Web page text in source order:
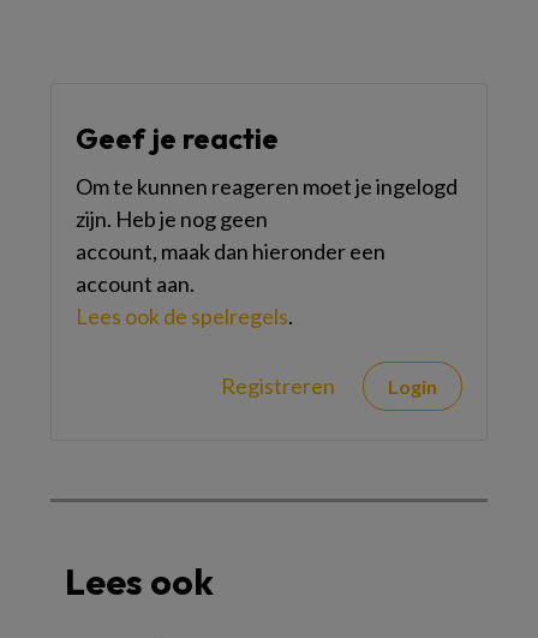
Geef je reactie
Om te kunnen reageren moet je ingelogd
zijn. Heb je nog geen
account, maak dan hieronder een
account aan.
Lees ook de spelregels.
Registreren Login
Lees ook